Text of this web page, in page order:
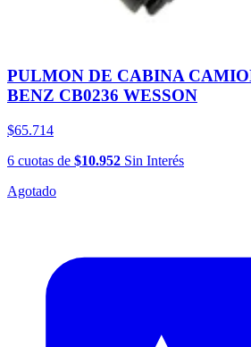
PULMON DE CABINA
BENZ CB0236 WESSON
$65.714
6 cuotas de $10.952 Sin Interés
Agotado